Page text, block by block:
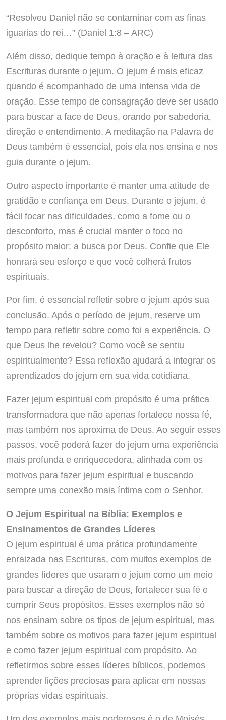
“Resolveu Daniel não se contaminar com as finas
iguarias do rei…” (Daniel 1:8 – ARC)
Além disso, dedique tempo à oração e à leitura das
Escrituras durante o jejum. O jejum é mais eficaz
quando é acompanhado de uma intensa vida de
oração. Esse tempo de consagração deve ser usado
para buscar a face de Deus, orando por sabedoria,
direção e entendimento. A meditação na Palavra de
Deus também é essencial, pois ela nos ensina e nos
guia durante o jejum.
Outro aspecto importante é manter uma atitude de
gratidão e confiança em Deus. Durante o jejum, é
fácil focar nas dificuldades, como a fome ou o
desconforto, mas é crucial manter o foco no
propósito maior: a busca por Deus. Confie que Ele
honrará seu esforço e que você colherá frutos
espirituais.
Por fim, é essencial refletir sobre o jejum após sua
conclusão. Após o período de jejum, reserve um
tempo para refletir sobre como foi a experiência. O
que Deus lhe revelou? Como você se sentiu
espiritualmente? Essa reflexão ajudará a integrar os
aprendizados do jejum em sua vida cotidiana.
Fazer jejum espiritual com propósito é uma prática
transformadora que não apenas fortalece nossa fé,
mas também nos aproxima de Deus. Ao seguir esses
passos, você poderá fazer do jejum uma experiência
mais profunda e enriquecedora, alinhada com os
motivos para fazer jejum espiritual e buscando
sempre uma conexão mais íntima com o Senhor.
O Jejum Espiritual na Bíblia: Exemplos e
Ensinamentos de Grandes Líderes
O jejum espiritual é uma prática profundamente
enraizada nas Escrituras, com muitos exemplos de
grandes líderes que usaram o jejum como um meio
para buscar a direção de Deus, fortalecer sua fé e
cumprir Seus propósitos. Esses exemplos não só
nos ensinam sobre os tipos de jejum espiritual, mas
também sobre os motivos para fazer jejum espiritual
e como fazer jejum espiritual com propósito. Ao
refletirmos sobre esses líderes bíblicos, podemos
aprender lições preciosas para aplicar em nossas
próprias vidas espirituais.